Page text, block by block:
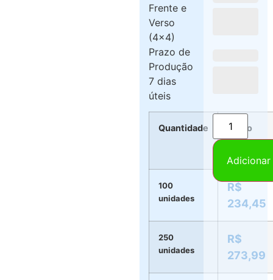
Frente e
Verso
(4×4)
Prazo de
Produção
7 dias
úteis
Quantidade
Preço
por
100
unidades
R$
234,45
250
unidades
R$
273,99